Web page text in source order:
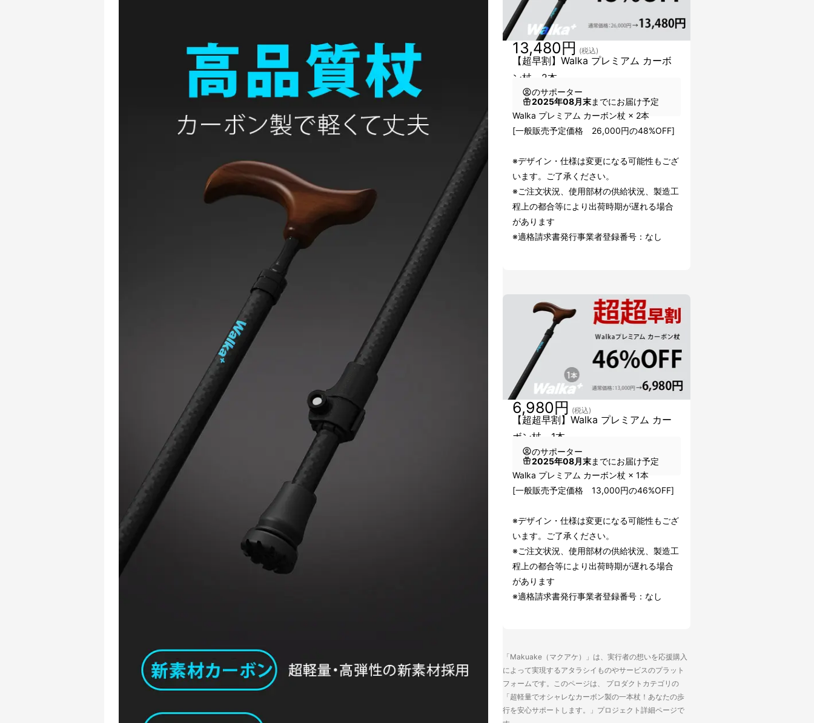
【超早割】Walka プレミアム カーボ
ン杖 2本
13,480円 (税込)
のサポーター
2025年08月末までにお届け予定
Walka プレミアム カーボン杖 × 2本
[一般販売予定価格 26,000円の48%OFF]
※デザイン・仕様は変更になる可能性もござ
います。ご了承ください。
※ご注文状況、使用部材の供給状況、製造工
程上の都合等により出荷時期が遅れる場合
があります
※適格請求書発行事業者登録番号：なし
【超超早割】Walka プレミアム カー
ボン杖 1本
6,980円 (税込)
のサポーター
2025年08月末までにお届け予定
Walka プレミアム カーボン杖 × 1本
[一般販売予定価格 13,000円の46%OFF]
※デザイン・仕様は変更になる可能性もござ
います。ご了承ください。
※ご注文状況、使用部材の供給状況、製造工
程上の都合等により出荷時期が遅れる場合
があります
※適格請求書発行事業者登録番号：なし
「Makuake（マクアケ）」は、実行者の想いを応援購入
によって実現するアタラシイものやサービスのプラット
フォームです。このページは、 プロダクトカテゴリの
「超軽量でオシャレなカーボン製の一本杖！あなたの歩
行を安心サポートします。」プロジェクト詳細ページで